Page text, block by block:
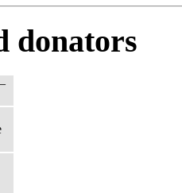
donators